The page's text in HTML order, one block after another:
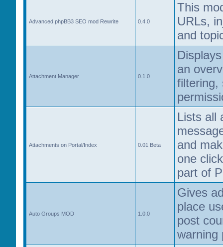
Advanced phpBB3 SEO mod Rewrite 0.4.0
This
URLs,
and
Attachment Manager 0.1.0
an
filtering,
Attachments on Portal/Index 0.01 Beta
Lists all
and
one
part of
Auto Groups MOD 1.0.0
Gives
place
post
warning